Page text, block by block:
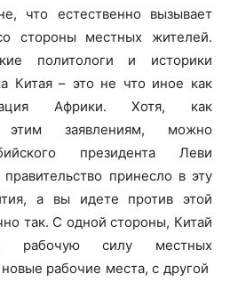
что естественно вызывает
стороны местных жителей.
политологи и историки
Китая – это не что иное как
Африки. Хотя, как
этим заявлениям, можно
президента Леви
принесло в эту
а вы идете против этой
так. С одной стороны, Китай
рабочую силу местных
рабочие места, с другой